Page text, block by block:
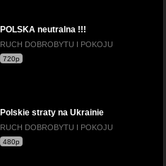
POLSKA neutralna !!!
RUCH DOBROBYTU I POKOJU
720p
Polskie straty na Ukrainie
RUCH DOBROBYTU I POKOJU
480p